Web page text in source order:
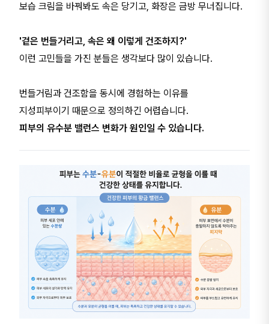
보습 크림을 바꿔봐도 속은 당기고, 화장은 금방 무너집니다.
'겉은 번들거리고, 속은 왜 이렇게 건조하지?'
이런 고민들을 가진 분들은 생각보다 많이 있습니다.
번들거림과 건조함을 동시에 경험하는 이유를
지성피부이기 때문으로 정의하긴 어렵습니다.
피부의 유수분 밸런스 변화가 원인일 수 있습니다.